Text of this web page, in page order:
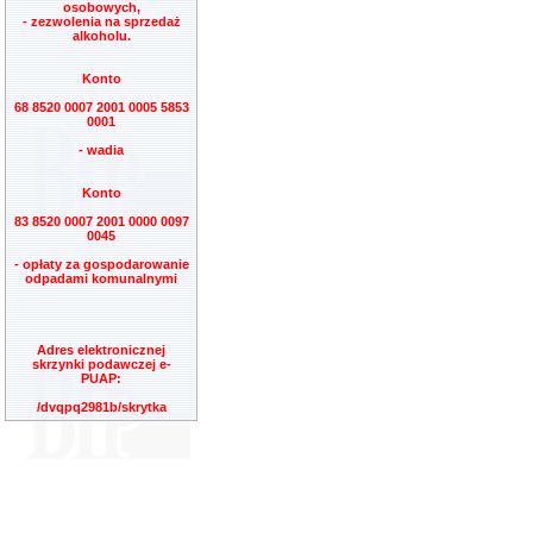
osobowych,
- zezwolenia na sprzedaż
alkoholu.
Konto
68 8520 0007 2001 0005 5853
0001
- wadia
Konto
83 8520 0007 2001 0000 0097
0045
- opłaty za gospodarowanie
odpadami komunalnymi
Adres elektronicznej
skrzynki podawczej e-
PUAP:
/dvqpq2981b/skrytka